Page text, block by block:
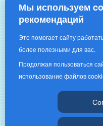
Мы используем
рекомендаций
Это помогает сайту
более полезными для вас.
Продолжая пользоваться
использование файлов
Copyright ©